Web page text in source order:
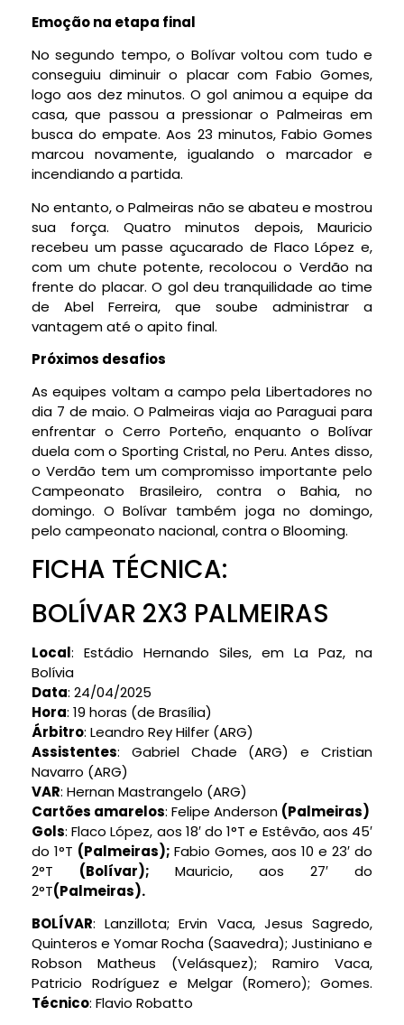
Emoção na etapa final
No segundo tempo, o Bolívar voltou com tudo e
conseguiu diminuir o placar com Fabio Gomes,
logo aos dez minutos. O gol animou a equipe da
casa, que passou a pressionar o Palmeiras em
busca do empate. Aos 23 minutos, Fabio Gomes
marcou novamente, igualando o marcador e
incendiando a partida.
No entanto, o Palmeiras não se abateu e mostrou
sua força. Quatro minutos depois, Mauricio
recebeu um passe açucarado de Flaco López e,
com um chute potente, recolocou o Verdão na
frente do placar. O gol deu tranquilidade ao time
de Abel Ferreira, que soube administrar a
vantagem até o apito final.
Próximos desafios
As equipes voltam a campo pela Libertadores no
dia 7 de maio. O Palmeiras viaja ao Paraguai para
enfrentar o Cerro Porteño, enquanto o Bolívar
duela com o Sporting Cristal, no Peru. Antes disso,
o Verdão tem um compromisso importante pelo
Campeonato Brasileiro, contra o Bahia, no
domingo. O Bolívar também joga no domingo,
pelo campeonato nacional, contra o Blooming.
FICHA TÉCNICA:
BOLÍVAR 2X3 PALMEIRAS
Local: Estádio Hernando Siles, em La Paz, na
Bolívia
Data: 24/04/2025
Hora: 19 horas (de Brasília)
Árbitro: Leandro Rey Hilfer (ARG)
Assistentes: Gabriel Chade (ARG) e Cristian
Navarro (ARG)
VAR: Hernan Mastrangelo (ARG)
Cartões amarelos: Felipe Anderson (Palmeiras)
Gols: Flaco López, aos 18′ do 1°T e Estêvão, aos 45′
do 1°T (Palmeiras); Fabio Gomes, aos 10 e 23′ do
2°T (Bolívar); Mauricio, aos 27′ do
2°T(Palmeiras).
BOLÍVAR: Lanzillota; Ervin Vaca, Jesus Sagredo,
Quinteros e Yomar Rocha (Saavedra); Justiniano e
Robson Matheus (Velásquez); Ramiro Vaca,
Patricio Rodríguez e Melgar (Romero); Gomes.
Técnico: Flavio Robatto